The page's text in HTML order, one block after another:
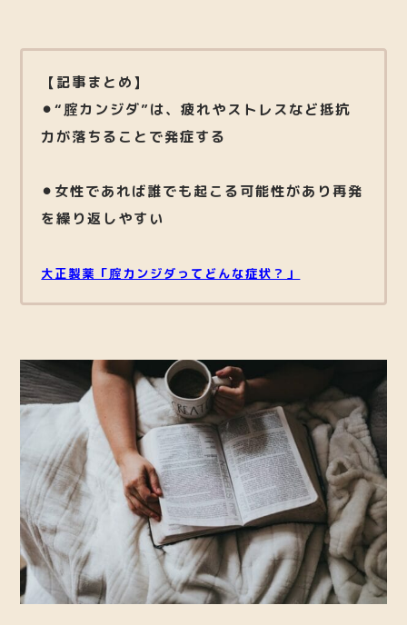
【記事まとめ】
⚫︎“腟カンジダ”は、疲れやストレスなど抵抗
力が落ちることで発症する
⚫︎女性であれば誰でも起こる可能性があり再発
を繰り返しやすい
大正製薬「腟カンジダってどんな症状？」